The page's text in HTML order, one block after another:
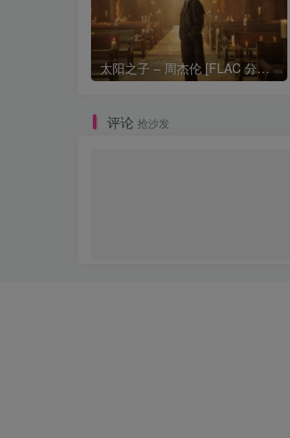
太阳之子 – 周杰伦 [FLAC 分轨 192Khz 24bit]
评论 抢沙发